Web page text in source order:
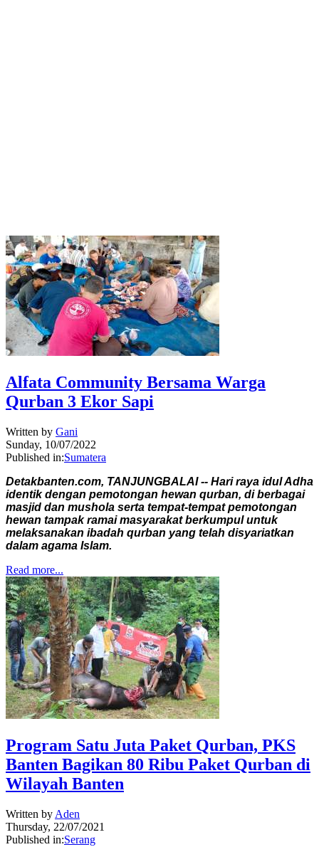
Alfata Community Bersama Warga
Qurban 3 Ekor Sapi
Written by Gani
Sunday, 10/07/2022
Published in:Sumatera
Detakbanten.com, TANJUNGBALAI -- Hari raya idul Adha
identik dengan pemotongan hewan qurban, di berbagai
masjid dan mushola serta tempat-tempat pemotongan
hewan tampak ramai masyarakat berkumpul untuk
melaksanakan ibadah qurban yang telah disyariatkan
dalam agama Islam.
Read more...
Program Satu Juta Paket Qurban, PKS
Banten Bagikan 80 Ribu Paket Qurban di
Wilayah Banten
Written by Aden
Thursday, 22/07/2021
Published in:Serang